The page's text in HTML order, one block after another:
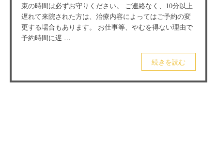
束の時間は必ずお守りください。 ご連絡なく、10分以上
遅れて来院された方は、治療内容によってはご予約の変
更する場合もあります。 お仕事等、やむを得ない理由で
予約時間に遅 …
続きを読む